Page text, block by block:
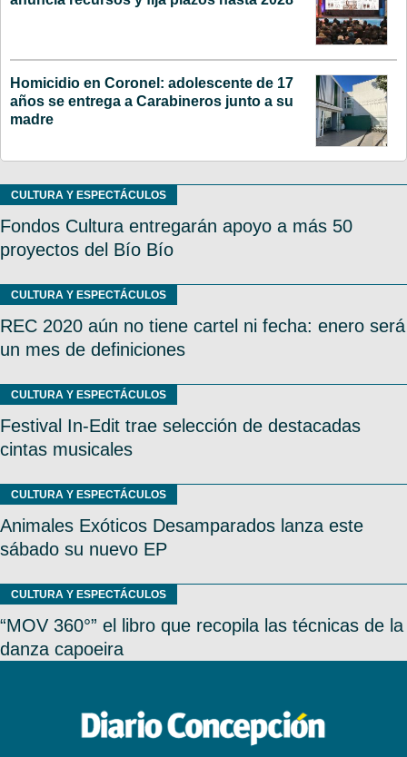
Homicidio en Coronel: adolescente de 17
años se entrega a Carabineros junto a su
madre
CULTURA Y ESPECTÁCULOS
Fondos Cultura entregarán apoyo a más 50
proyectos del Bío Bío
CULTURA Y ESPECTÁCULOS
REC 2020 aún no tiene cartel ni fecha: enero será
un mes de definiciones
CULTURA Y ESPECTÁCULOS
Festival In-Edit trae selección de destacadas
cintas musicales
CULTURA Y ESPECTÁCULOS
Animales Exóticos Desamparados lanza este
sábado su nuevo EP
CULTURA Y ESPECTÁCULOS
“MOV 360°” el libro que recopila las técnicas de la
danza capoeira